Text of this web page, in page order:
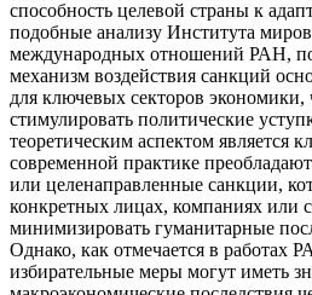
способность целевой страны к
подобные анализу Института
международных отношений РАН,
механизм воздействия санкций
для ключевых секторов экономики,
стимулировать политические
теоретическим аспектом является
современной практике
или целенаправленные санкции,
конкретных лицах, компаниях или
минимизировать гуманитарные
Однако, как отмечается в работах
избирательные меры могут иметь